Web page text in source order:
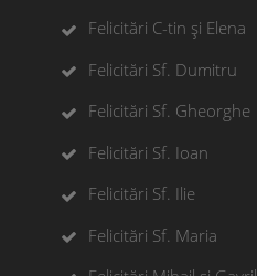
Felicitări C-tin și Elena
Felicitări Sf. Dumitru
Felicitări Sf. Gheorghe
Felicitări Sf. Ioan
Felicitări Sf. Ilie
Felicitări Sf. Maria